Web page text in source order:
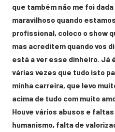
que também não me foi
maravilhoso quando
profissional, coloco o show
mas acreditem quando vos
está a ver esse dinheiro. Já
várias vezes que tudo isto
minha carreira, que levo
acima de tudo com muito
Houve vários abusos e
humanismo, falta de